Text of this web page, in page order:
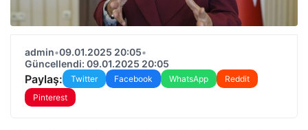
admin•09.01.2025 20:05•
Güncellendi: 09.01.2025 20:05
Paylaş: Twitter Facebook WhatsApp
Reddit
Pinterest